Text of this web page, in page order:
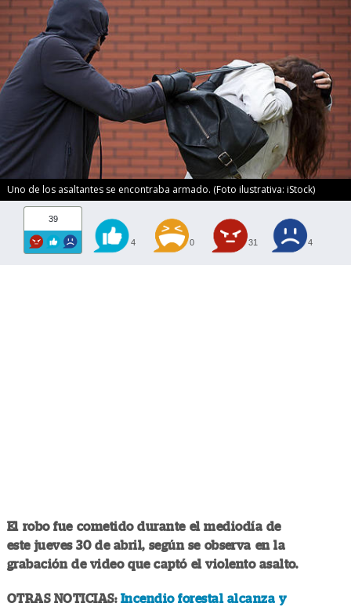
Uno de los asaltantes se encontraba armado. (Foto ilustrativa: iStock)
39
4 0 31 4
El robo fue cometido durante el mediodía de
este jueves 30 de abril, según se observa en la
grabación de video que captó el violento asalto.
OTRAS NOTICIAS: Incendio forestal alcanza y